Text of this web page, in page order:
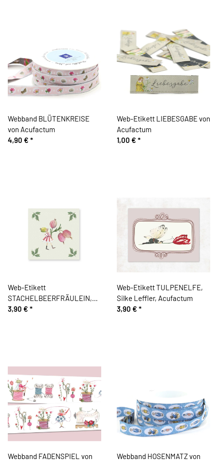
Webband BLÜTENKREISE
von Acufactum
4,90 € *
Web-Etikett LIEBESGABE von
Acufactum
1,00 € *
Web-Etikett
STACHELBEERFRÄULEIN,
Silke Leffler, Acufactum
3,90 € *
Web-Etikett TULPENELFE,
Silke Leffler, Acufactum
3,90 € *
Webband FADENSPIEL von
Webband HOSENMATZ von